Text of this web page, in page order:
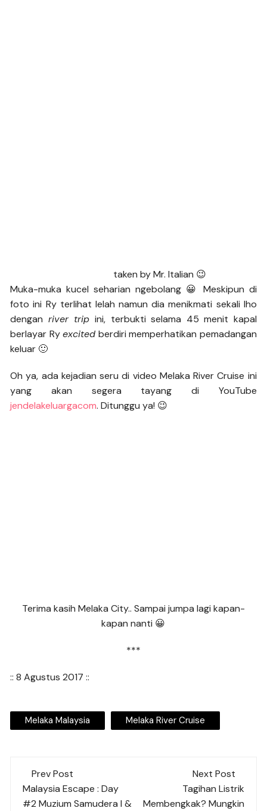
taken by Mr. Italian 😉
Muka-muka kucel seharian ngebolang 😀 Meskipun di
foto ini Ry terlihat lelah namun dia menikmati sekali lho
dengan river trip ini, terbukti selama 45 menit kapal
berlayar Ryexcited berdiri memperhatikan pemadangan
keluar 🙂
Oh ya, ada kejadian seru di video Melaka River Cruise ini
yang akan segera tayang di YouTube
jendelakeluargacom. Ditunggu ya! 😉
Terima kasih Melaka City.. Sampai jumpa lagi kapan-
kapan nanti 😀
***
:: 8 Agustus 2017 ::
Melaka Malaysia Melaka River Cruise
Post
navigation
Prev Post
Malaysia Escape : Day
#2 Muzium Samudera I &
Next Post
Tagihan Listrik
Membengkak? Mungkin